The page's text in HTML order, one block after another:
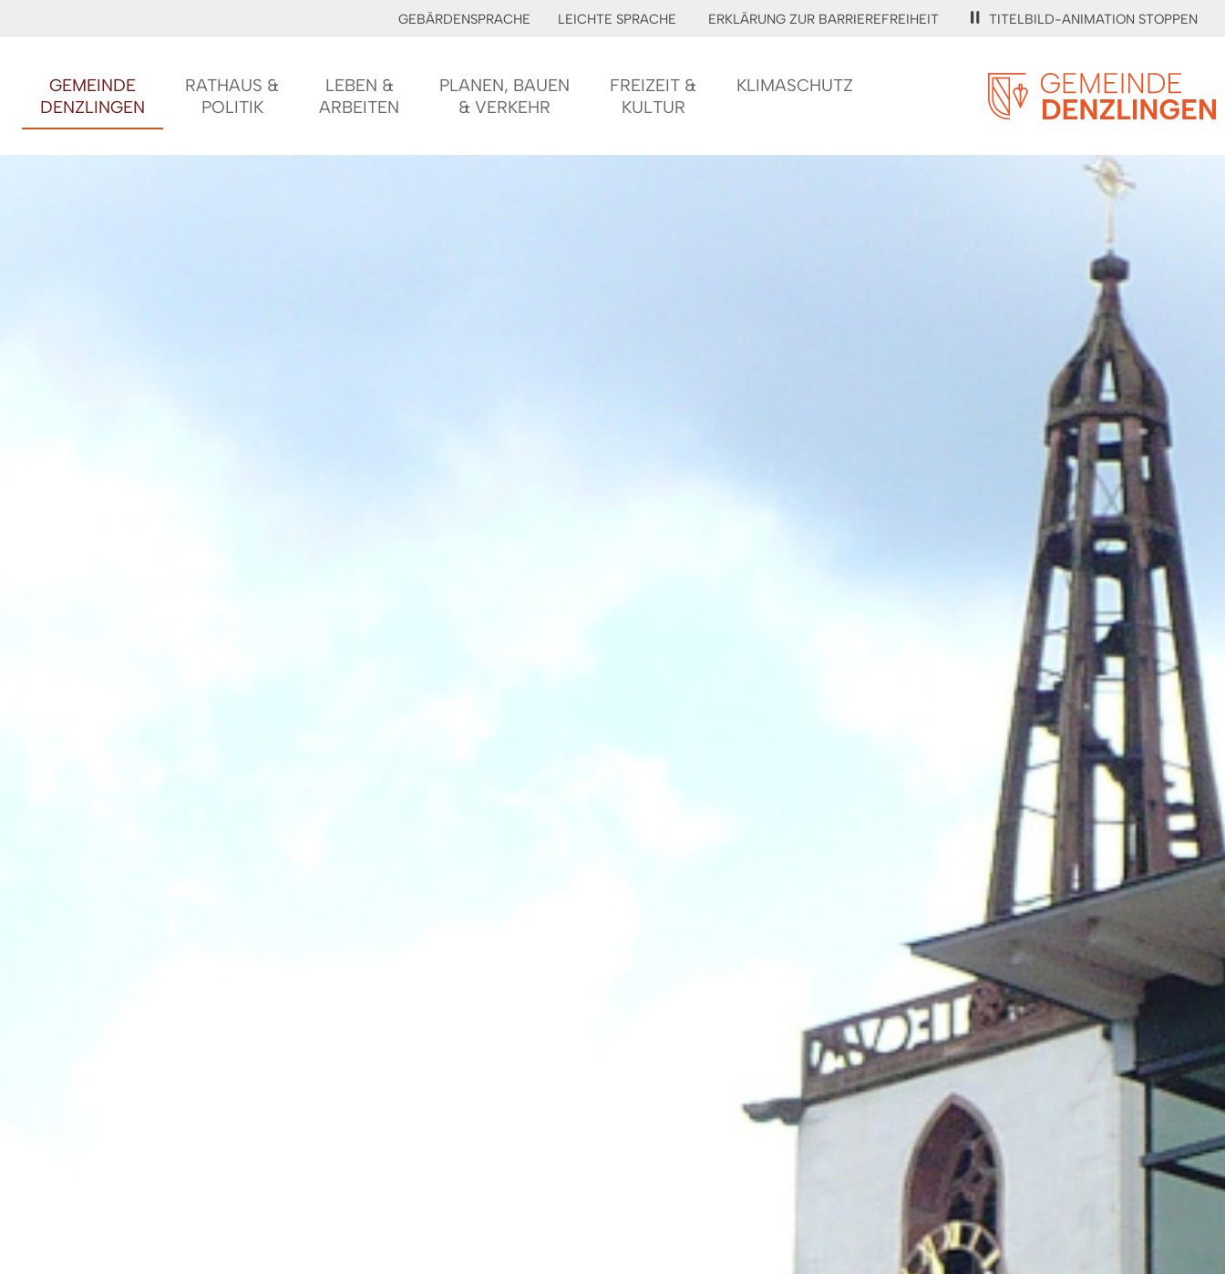
GEBÄRDENSPRACHE LEICHTE SPRACHE ERKLÄRUNG ZUR BARRIEREFREIHEIT TITELBILD-ANIMATION STOPPEN
GEMEINDE
DENZLINGEN
RATHAUS &
POLITIK
LEBEN &
ARBEITEN
PLANEN, BAUEN
& VERKEHR
FREIZEIT &
KULTUR
KLIMASCHUTZ